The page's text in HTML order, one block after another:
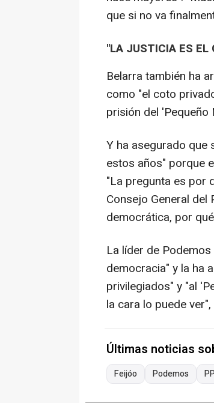
que si no va
"LA JUSTICIA ES EL
Belarra también ha
como "el coto
prisión del
Y ha asegurado que
estos años" porque
"La pregunta es por
Consejo General
democrática, por
La líder de
democracia" y la ha
privilegiados" y "al
la cara lo puede
Últimas noticias
Feijóo Podemos PP